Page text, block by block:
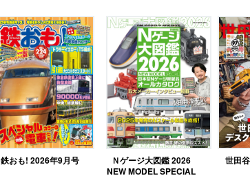
鉄おも! 2026年9月号
Ｎゲージ大図鑑 2026
NEW MODEL SPECIAL
世田